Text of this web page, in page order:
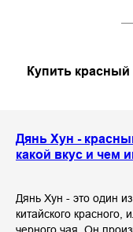
Купить
Дянь Хун -
какой вкус и чем
Дянь Хун - это один
китайского красного,
черного чая. Он